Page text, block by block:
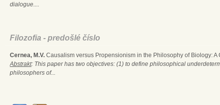
dialogue....
Filozofia - predošlé číslo
Cernea, M.V. Causalism versus Propensionism in the Philosophy of Biology:
Abstrakt: This paper has two objectives: (1) to define philosophical
philosophers of...